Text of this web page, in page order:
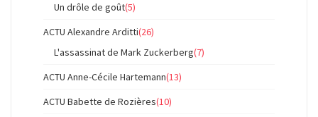
Un drôle de goût(5)
ACTU Alexandre Arditti(26)
L'assassinat de Mark Zuckerberg(7)
ACTU Anne-Cécile Hartemann(13)
ACTU Babette de Rozières(10)